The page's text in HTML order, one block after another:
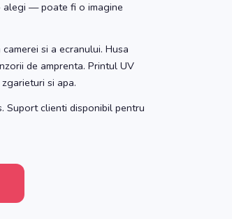
alegi — poate fi o imagine
si a ecranului. Husa
de amprenta. Printul UV
si apa.
Suport clienti disponibil pentru